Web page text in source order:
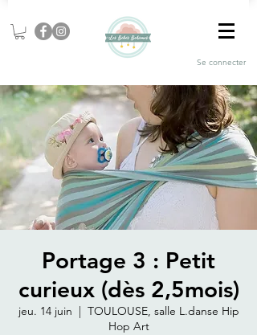
Se connecter
Portage 3 : Petit
curieux (dès 2,5mois)
jeu. 14 juin
  |
TOULOUSE, salle L.danse Hip
Hop Art